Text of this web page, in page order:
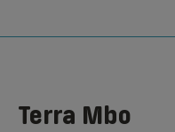
Terra Mbo